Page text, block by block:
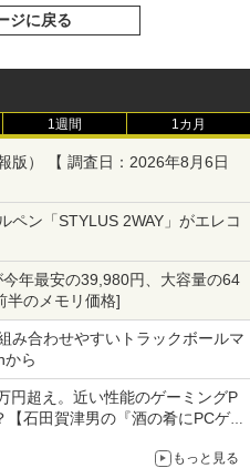
ジに戻る
1週間 1カ月
版） 【 調査日：2026年8月6日
ペン「STYLUS 2WAY」がエレコ
年最安の39,980円、大容量の64
半のメモリ価格]
み合わせやすいトラックボールマ
から
円超え。近い性能のゲーミングP
石田賀津男の『酒の肴にPCゲ
もっと見る